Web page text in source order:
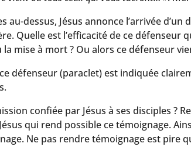
au-dessus, Jésus annonce l’arrivée d’un
Quelle est l’efficacité de ce défenseur
la mise à mort ? Ou alors ce défenseur
défenseur (paraclet) est indiquée
confiée par Jésus à ses disciples ?
qui rend possible ce témoignage.
Ne pas rendre témoignage est pire